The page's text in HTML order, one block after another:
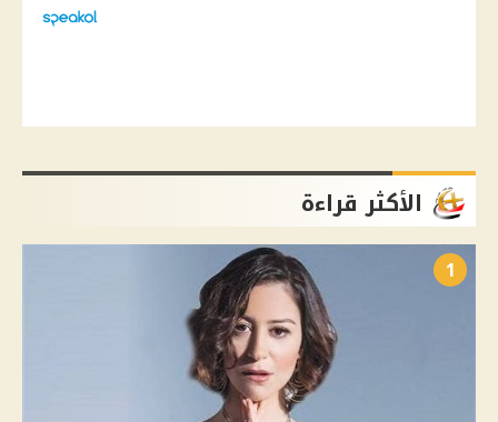
الأكثر قراءة
1